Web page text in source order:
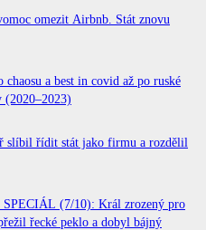
omezit Airbnb. Stát znovu
a best in covid až po ruské
(2020–2023)
slíbil řídit stát jako firmu a rozdělil
(7/10): Král zrozený pro
řecké peklo a dobyl bájný